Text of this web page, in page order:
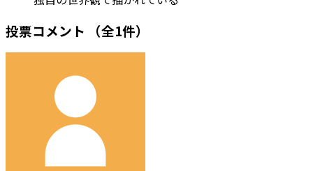
投票コメント （全1件）